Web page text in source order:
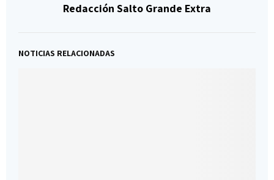
Redacción Salto Grande Extra
NOTICIAS RELACIONADAS